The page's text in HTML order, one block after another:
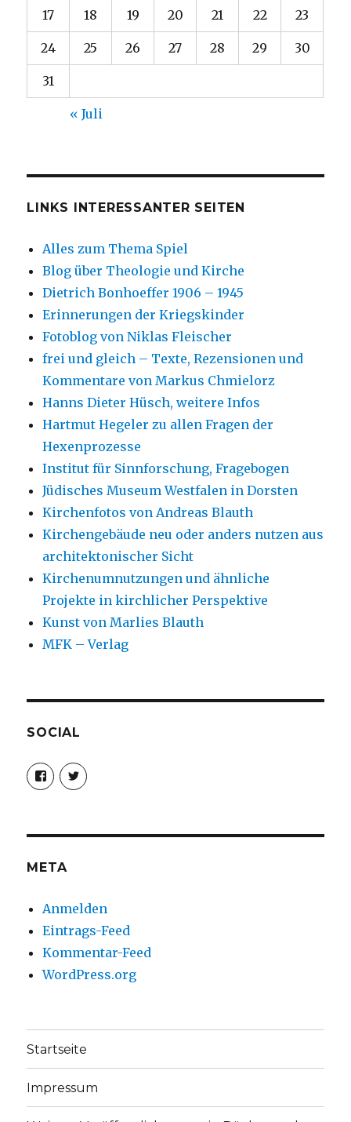
17 18 19 20 21 22 23
24 25 26 27 28 29 30
31
« Juli
LINKS INTERESSANTER SEITEN
Alles zum Thema Spiel
Blog über Theologie und Kirche
Dietrich Bonhoeffer 1906 – 1945
Erinnerungen der Kriegskinder
Fotoblog von Niklas Fleischer
frei und gleich – Texte, Rezensionen und
Kommentare von Markus Chmielorz
Hanns Dieter Hüsch, weitere Infos
Hartmut Hegeler zu allen Fragen der
Hexenprozesse
Institut für Sinnforschung, Fragebogen
Jüdisches Museum Westfalen in Dorsten
Kirchenfotos von Andreas Blauth
Kirchengebäude neu oder anders nutzen aus
architektonischer Sicht
Kirchenumnutzungen und ähnliche
Projekte in kirchlicher Perspektive
Kunst von Marlies Blauth
MFK – Verlag
SOCIAL
Profil
von
christoph.fleischer1
anzeigen
Profil
von
anzeigen
META
Anmelden
Eintrags-Feed
Kommentar-Feed
WordPress.org
Startseite
Impressum